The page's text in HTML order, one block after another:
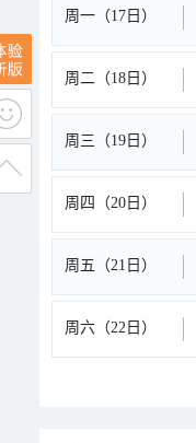
周一（17日）
周二（18日）
周三（19日）
周四（20日）
周五（21日）
周六（22日）